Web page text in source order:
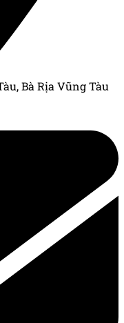
Bà Rịa Vũng Tàu